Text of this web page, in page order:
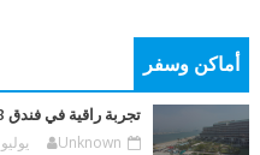
أماكن وسفر
تجربة راقية في فندق Th8 في نخلة جميرا بدبي
Unknown يوليو 28, 2026